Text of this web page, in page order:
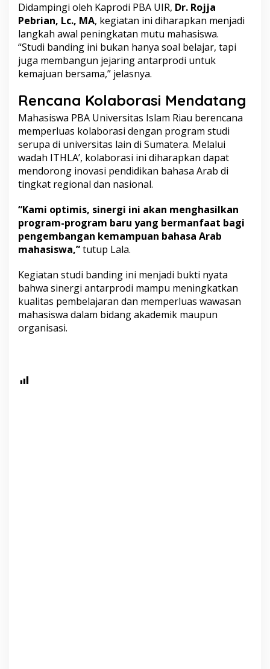
Didampingi oleh Kaprodi PBA UIR, Dr. Rojja
Pebrian, Lc., MA, kegiatan ini diharapkan menjadi
langkah awal peningkatan mutu mahasiswa.
“Studi banding ini bukan hanya soal belajar, tapi
juga membangun jejaring antarprodi untuk
kemajuan bersama,” jelasnya.
Rencana Kolaborasi Mendatang
Mahasiswa PBA Universitas Islam Riau berencana
memperluas kolaborasi dengan program studi
serupa di universitas lain di Sumatera. Melalui
wadah ITHLA’, kolaborasi ini diharapkan dapat
mendorong inovasi pendidikan bahasa Arab di
tingkat regional dan nasional.
“Kami optimis, sinergi ini akan menghasilkan
program-program baru yang bermanfaat bagi
pengembangan kemampuan bahasa Arab
mahasiswa,”tutup Lala.
Kegiatan studi banding ini menjadi bukti nyata
bahwa sinergi antarprodi mampu meningkatkan
kualitas pembelajaran dan memperluas wawasan
mahasiswa dalam bidang akademik maupun
organisasi.